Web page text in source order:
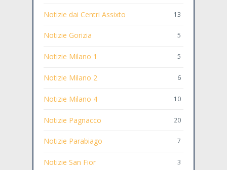
Notizie dai Centri Assixto 13
Notizie Gorizia 5
Notizie Milano 1 5
Notizie Milano 2 6
Notizie Milano 4 10
Notizie Pagnacco 20
Notizie Parabiago 7
Notizie San Fior 3